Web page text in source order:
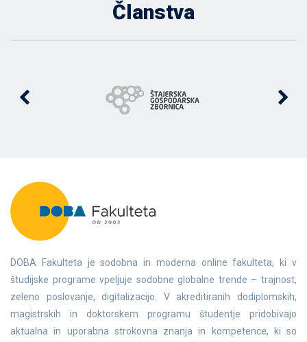
Članstva
DOBA Fakulteta je sodobna in moderna online fakulteta, ki v
študijske programe vpeljuje sodobne globalne trende – trajnost,
zeleno poslovanje, digitalizacijo. V akreditiranih dodiplomskih,
magistrskih in doktorskem programu študentje pridobivajo
aktualna in uporabna strokovna znanja in kompetence, ki so